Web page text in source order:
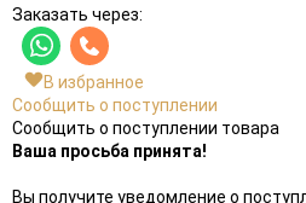
Заказать через:
В избранное
Сообщить о поступлении
Сообщить о поступлении товара
Ваша просьба принята!
Вы получите уведомление о